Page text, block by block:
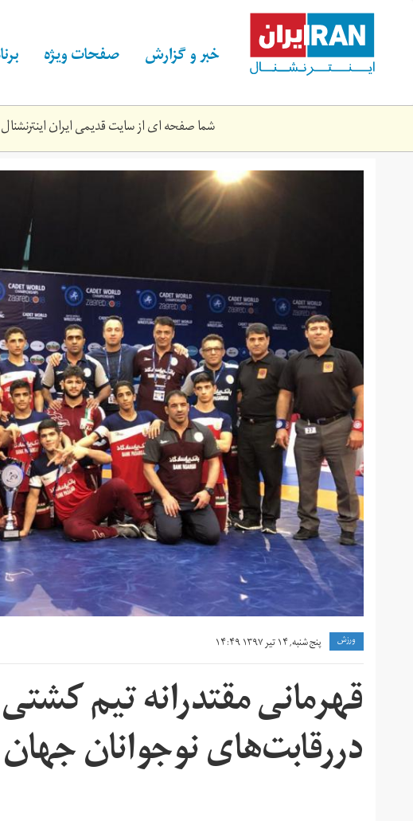
content خبر و گزارش صفحات ویژه
شما صفحه ای از سایت قدیمی ایران
fedrasion_koshti.jpg
ورزش پنج شنبه, ۱۴ تیر ۱۳۹۷ ۱۴:۴۹
قهرمانی مقتدرانه تیم کشتی
دررقابت‌های نوجوانان جهان